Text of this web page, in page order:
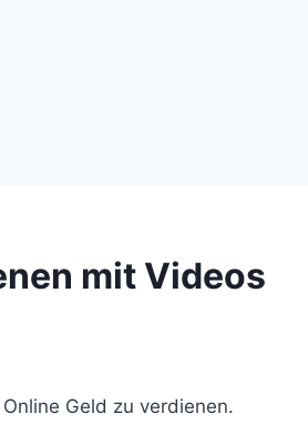
mit Videos
Geld zu verdienen.